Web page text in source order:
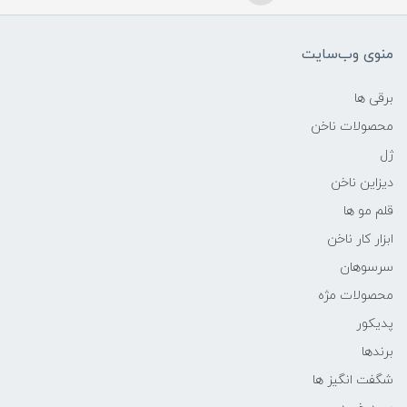
منوی وب‌سایت
برقی ها
محصولات ناخن
ژل
دیزاین ناخن
قلم مو ها
ابزار کار ناخن
سرسوهان
محصولات مژه
پدیکور
برندها
شگفت انگیز ها